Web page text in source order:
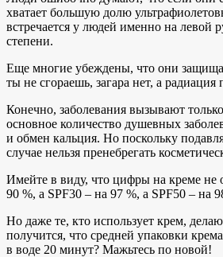
хватает большую долю
встречается у людей именно на левой
степени.
Еще многие убеждены, что они
ты не сгораешь, загара нет, а
Конечно, заболевания вызывают
основное количество душевных
и обмен кальция. Но поскольку
случае нельзя пренебрегать
Имейте в виду, что цифры на креме не
90 %, а SPF30 – на 97 %, а SPF50 – на
Но даже те, кто использует крем,
получится, что средней упаковки
в воде 20 минут? Мажьтесь по новой!